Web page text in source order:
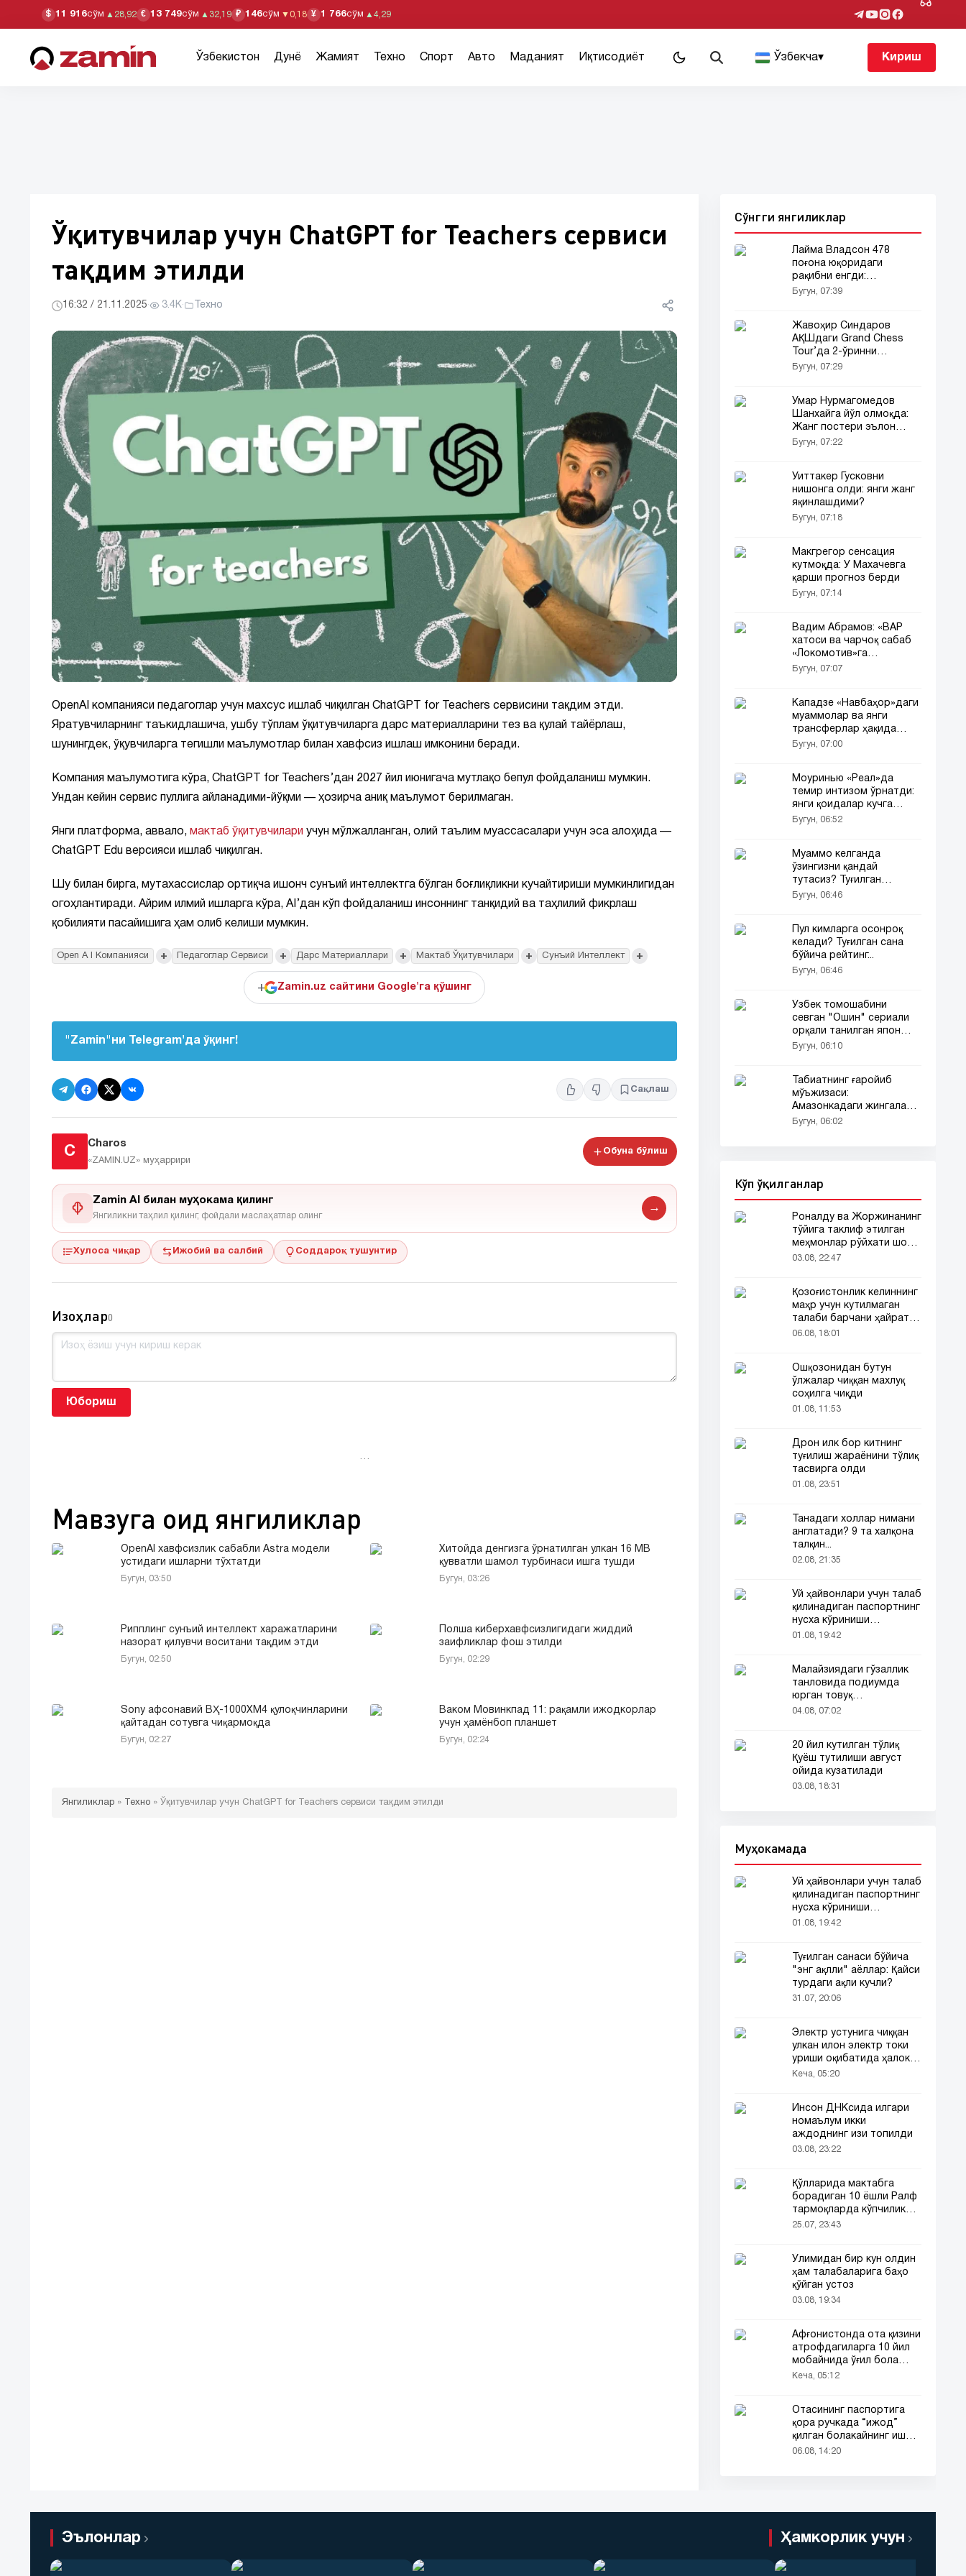
$ 11 916сўм ▲ 28,92 € 13 749сўм ▲ 32,19 ₽ 146сўм ▼ 0,18 ¥ 1 766сўм ▲ 4,29
Ўзбекистон Дунё Жамият Техно Спорт Авто Маданият Иқтисодиёт Ўзбекча▾ Кириш
Ўқитувчилар учун ChatGPT for Teachers сервиси
тақдим этилди
16:32 / 21.11.2025· 3.4K· Техно
OpenAI компанияси педагоглар учун махсус ишлаб чиқилган ChatGPT for Teachers сервисини тақдим этди.
Яратувчиларнинг таъкидлашича, ушбу тўплам ўқитувчиларга дарс материалларини тез ва қулай тайёрлаш,
шунингдек, ўқувчиларга тегишли маълумотлар билан хавфсиз ишлаш имконини беради.
Компания маълумотига кўра, ChatGPT for Teachers’дан 2027 йил июнигача мутлақо бепул фойдаланиш мумкин.
Ундан кейин сервис пуллига айланадими-йўқми — ҳозирча аниқ маълумот берилмаган.
Янги платформа, аввало, мактаб ўқитувчилари учун мўлжалланган, олий таълим муассасалари учун эса алоҳида —
ChatGPT Edu версияси ишлаб чиқилган.
Шу билан бирга, мутахассислар ортиқча ишонч сунъий интеллектга бўлган боғлиқликни кучайтириши мумкинлигидан
огоҳлантиради. Айрим илмий ишларга кўра, AI’дан кўп фойдаланиш инсоннинг танқидий ва таҳлилий фикрлаш
қобилияти пасайишига ҳам олиб келиши мумкин.
Open A I Компанияси + Педагоглар Сервиси + Дарс Материаллари + Мактаб Ўқитувчилари + Сунъий Интеллект +
+ Zamin.uz сайтини Google'га қўшинг
"Zamin"ни Telegram'да ўқинг!
Сақлаш
C
Charos
«ZAMIN.UZ» муҳаррири
Обуна бўлиш
Zamin AI билан муҳокама қилинг
Янгиликни таҳлил қилинг, фойдали маслаҳатлар олинг
→
Хулоса чиқар Ижобий ва салбий Соддароқ тушунтир
Изоҳлар0
Юбориш
…
Мавзуга оид янгиликлар
OpenAI хавфсизлик сабабли Astra модели
устидаги ишларни тўхтатди
Бугун, 03:50
Хитойда денгизга ўрнатилган улкан 16 МВ
қувватли шамол турбинаси ишга тушди
Бугун, 03:26
Рипплинг сунъий интеллект харажатларини
назорат қилувчи воситани тақдим этди
Бугун, 02:50
Полша киберхавфсизлигидаги жиддий
заифликлар фош этилди
Бугун, 02:29
Sony афсонавий ВҲ-1000XM4 қулоқчинларини
қайтадан сотувга чиқармоқда
Бугун, 02:27
Ваком Мовинкпад 11: рақамли ижодкорлар
учун ҳамёнбоп планшет
Бугун, 02:24
Янгиликлар » Техно » Ўқитувчилар учун ChatGPT for Teachers сервиси тақдим этилди
Сўнгги янгиликлар
Лайма Владсон 478
поғона юқоридаги
рақибни енгди:
Лейпцигда сенсация!
Бугун, 07:39
Жавоҳир Синдаров
АҚШдаги Grand Chess
Tour’да 2-ўринни
эгаллади!
Бугун, 07:29
Умар Нурмагомедов
Шанхайга йўл олмоқда:
Жанг постери эълон
қилинди!
Бугун, 07:22
Уиттакер Гусковни
нишонга олди: янги жанг
яқинлашдими?
Бугун, 07:18
Макгрегор сенсация
кутмоқда: У Махачевга
қарши прогноз берди
Бугун, 07:14
Вадим Абрамов: «ВАР
хатоси ва чарчоқ сабаб
«Локомотив»га
ютқаздик»
Бугун, 07:07
Кападзе «Навбаҳор»даги
муаммолар ва янги
трансферлар ҳақида
гапирди
Бугун, 07:00
Моуринью «Реал»да
темир интизом ўрнатди:
янги қоидалар кучга
кирди...
Бугун, 06:52
Муаммо келганда
ўзингизни қандай
тутасиз? Туғилган
кунингиз сирни очади
Бугун, 06:46
Пул кимларга осонроқ
келади? Туғилган сана
бўйича рейтинг...
Бугун, 06:46
Ўзбек томошабини
севган "Ошин" сериали
орқали танилган япон
актрисаси ҳақида сиз
Бугун, 06:10
Табиатнинг ғаройиб
мўъжизаси:
Амазонкадаги жингалак
сочли ноёб қуш
Бугун, 06:02
Кўп ўқилганлар
Роналду ва Жоржинанинг
тўйига таклиф этилган
меҳмонлар рўйхати шов-
шувда
03.08, 22:47
Қозоғистонлик келиннинг
маҳр учун кутилмаган
талаби барчани ҳайратга
солди
06.08, 18:01
Ошқозонидан бутун
ўлжалар чиққан махлуқ
соҳилга чиқди
01.08, 11:53
Дрон илк бор китнинг
туғилиш жараёнини тўлиқ
тасвирга олди
01.08, 23:51
Танадаги холлар нимани
англатади? 9 та халқона
талқин...
02.08, 21:35
Уй ҳайвонлари учун талаб
қилинадиган паспортнинг
нусха кўриниши
тармоқларда тарқалди
01.08, 19:42
Малайзиядаги гўзаллик
танловида подиумда
юрган товуқ
томошабинлар
04.08, 07:02
20 йил кутилган тўлиқ
Қуёш тутилиши август
ойида кузатилади
03.08, 18:31
Муҳокамада
Уй ҳайвонлари учун талаб
қилинадиган паспортнинг
нусха кўриниши
тармоқларда тарқалди
01.08, 19:42
Туғилган санаси бўйича
"энг ақлли" аёллар: Қайси
турдаги ақли кучли?
31.07, 20:06
Электр устунига чиққан
улкан илон электр токи
уриши оқибатида ҳалок
бўлди
Кеча, 05:20
Инсон ДНКсида илгари
номаълум икки
аждоднинг изи топилди
03.08, 23:22
Қўлларида мактабга
борадиган 10 ёшли Ралф
тармоқларда кўпчиликни
таъсирлантирди
25.07, 23:43
Ўлимидан бир кун олдин
ҳам талабаларига баҳо
қўйган устоз
03.08, 19:34
Афғонистонда ота қизини
атрофдагиларга 10 йил
мобайнида ўғил бола
сифатида таништирди
Кеча, 05:12
Отасининг паспортига
қора ручкада “ижод”
қилган болакайнинг иши
барчанинг диққатини
06.08, 14:20
Эълонлар Ҳамкорлик учун